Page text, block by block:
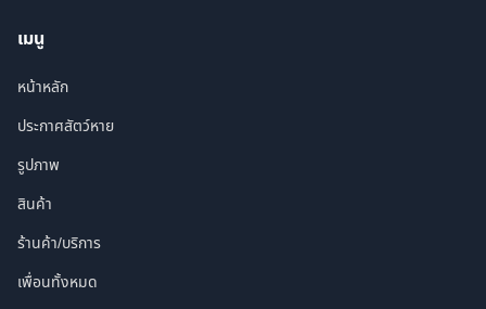
เมนู
หน้าหลัก
ประกาศสัตว์หาย
รูปภาพ
สินค้า
ร้านค้า/บริการ
เพื่อนทั้งหมด